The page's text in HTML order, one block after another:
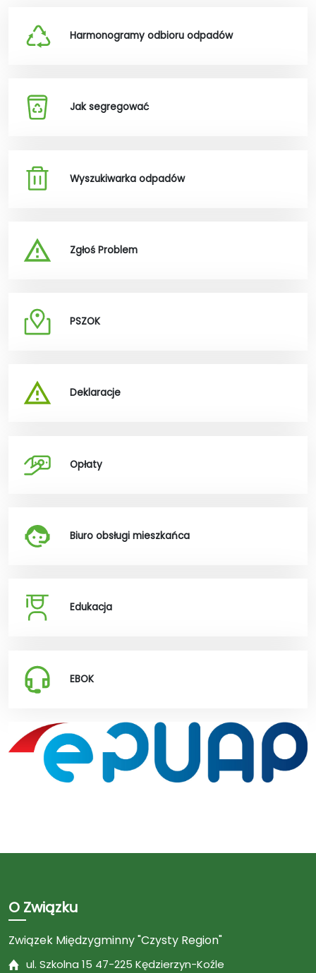
Harmonogramy odbioru odpadów
Jak segregować
Wyszukiwarka odpadów
Zgłoś Problem
PSZOK
Deklaracje
Opłaty
Biuro obsługi mieszkańca
Edukacja
EBOK
O Związku
Związek Międzygminny "Czysty Region"
ul. Szkolna 15 47-225 Kędzierzyn-Koźle